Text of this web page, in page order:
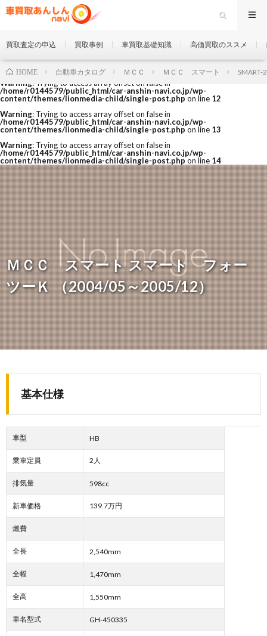
Warning: Trying to access array offset on false in
/home/r0144579/public_html/car-anshin-navi.co.jp/wp-
content/themes/lionmedia-child/single-post.php on line 12
Warning: Trying to access array offset on false in
/home/r0144579/public_html/car-anshin-navi.co.jp/wp-
content/themes/lionmedia-child/single-post.php on line 13
Warning: Trying to access array offset on false in
/home/r0144579/public_html/car-anshin-navi.co.jp/wp-
content/themes/lionmedia-child/single-post.php on line 14
買取査定の申込 買取事例 車買取基礎知識 高価買取のススメ
ＭＣＣ スマート スマート フォー
ツーＫ （2004/05～2005/12）
HOME 自動車カタログ ＭＣＣ ＭＣＣ スマート SMART-
基本仕様
車型 HB
乗車定員 2人
排気量 598cc
新車価格 139.7万円
燃費
全長 2,540mm
全幅 1,470mm
全高 1,550mm
車名型式 GH-450335